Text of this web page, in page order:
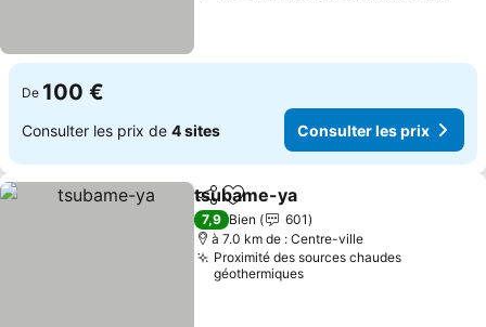
De 100 €
Consulter les prix de 4 sites Consulter les prix
PartagerAjouter à mes favoris
tsubame-ya
7,9 Bien
601
à 7.0 km de : Centre-ville
Proximité des sources chaudes
géothermiques